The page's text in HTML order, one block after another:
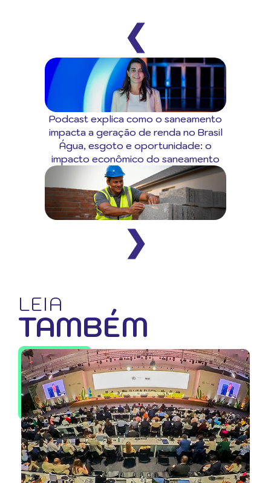
❮
Podcast explica como o saneamento
impacta a geração de renda no Brasil
Água, esgoto e oportunidade: o
impacto econômico do saneamento
❯
LEIA
TAMBÉM